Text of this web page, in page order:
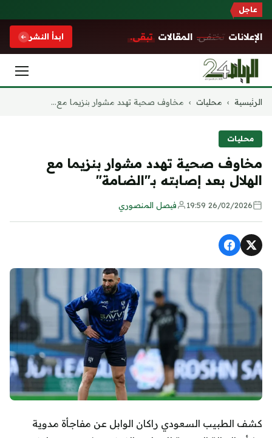
عاجل
الإعلانات تختفي. المقالات تبقى. ابدأ النشر
التجاوز
الرئيسية › محليات › مخاوف صحية تهدد مشوار بنزيما مع...
محليات
مخاوف صحية تهدد مشوار بنزيما مع
الهلال بعد إصابته بـ"الضامة"
26/02/2026 19:59 فيصل المنصوري
كشف الطبيب السعودي راكان الوابل عن مفاجأة مدوية